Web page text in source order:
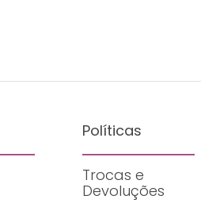
Políticas
Trocas e
Devoluções